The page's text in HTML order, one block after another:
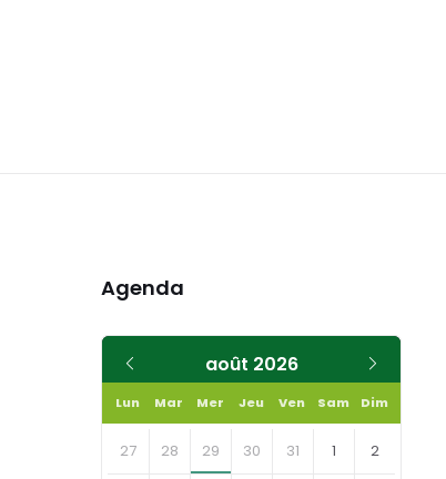
Agenda
août 2026
précédent
suivant
Lun Mar Mer Jeu Ven Sam Dim
Skip
calendar
27 28 29 30 31 1 2